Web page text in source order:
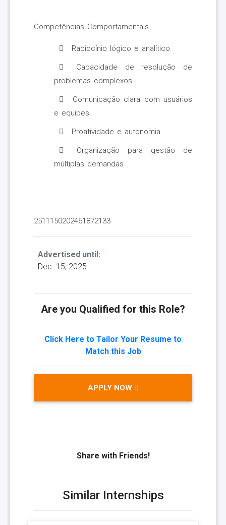
Competências Comportamentais
Raciocínio lógico e analítico
Capacidade de resolução de
problemas complexos
Comunicação clara com usuários
e equipes
Proatividade e autonomia
Organização para gestão de
múltiplas demandas
2511150202461872133
Advertised until:
Dec. 15, 2025
Are you Qualified for this Role?
Click Here to Tailor Your Resume to
Match this Job
APPLY NOW
Share with Friends!
Similar Internships